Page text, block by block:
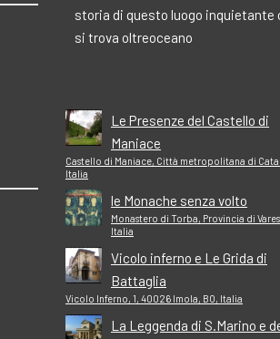
storia di questo luogo inquietante
si trova oltreoceano
Le Presenze del Castello di
Maniace
Castello di Maniace, Città metropolitana di
Italia
le Monache senza volto
Monastero di Torba, Provincia di
Italia
Vicolo inferno e Le Grida di
Battaglia
Vicolo Inferno, 1, 40026 Imola, BO, Italia
La Leggenda di S.Marino e